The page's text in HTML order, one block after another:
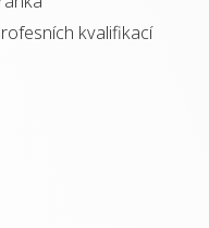
kvalifikací